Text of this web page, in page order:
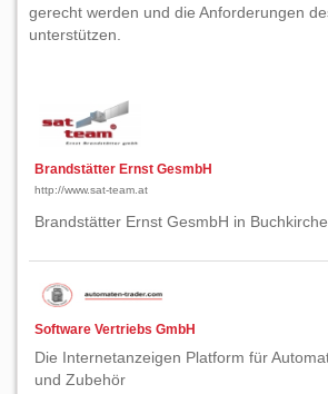
gerecht werden und die Anforderungen
unterstützen.
Brandstätter Ernst GesmbH
http://www.sat-team.at
Brandstätter Ernst GesmbH in
Software Vertriebs GmbH
Die Internetanzeigen Platform für
und Zubehör